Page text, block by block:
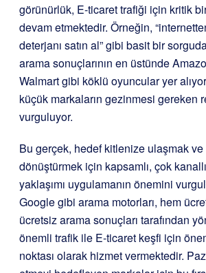
görünürlük, E-ticaret trafiği için kritik
devam etmektedir. Örneğin,
deterjanı satın al” gibi basit bir
arama sonuçlarının en üstünde
Walmart gibi köklü oyuncular yer
küçük markaların gezinmesi gereken
vurguluyor.
Bu gerçek, hedef kitlenize ulaşmak ve
dönüştürmek için kapsamlı, çok
yaklaşımı uygulamanın önemini
Google gibi arama motorları, hem
ücretsiz arama sonuçları tarafından
önemli trafik ile E-ticaret keşfi için
noktası olarak hizmet vermektedir.